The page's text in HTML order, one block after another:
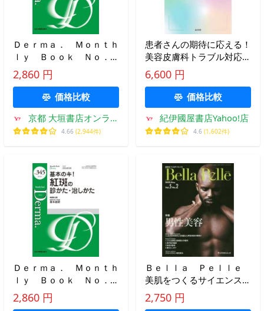
Ｄｅｒｍａ． Ｍｏｎｔｈ
ｌｙ Ｂｏｏｋ Ｎｏ．３
６０（２０２５．５） / 澤
田雄宇
2,860 円
価格比較
京都 大垣書店オンライ
ン
4.66 (2,944件)
患者さんの期待に応える！
美容皮膚科トラブル対応マ
ニュアル - 副作用・合併症
から患者説明まで すぐに
使える説明文
6,600 円
価格比較
紀伊國屋書店Yahoo!店
4.6 (1,602件)
Ｄｅｒｍａ． Ｍｏｎｔｈ
ｌｙ Ｂｏｏｋ Ｎｏ．３
４５（２０２４．３） / 藤
本徳毅
2,860 円
Ｂｅｌｌａ Ｐｅｌｌｅ
美肌をつくるサイエンス
Ｖｏｌ．５Ｎｏ．２（２０
２０Ｍａｙ）
2,750 円